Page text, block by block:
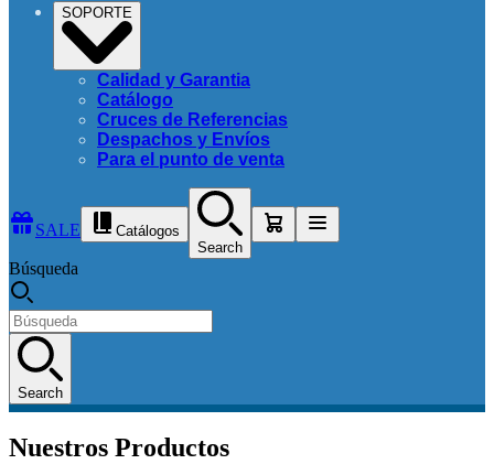
SOPORTE
Calidad y Garantia
Catálogo
Cruces de Referencias
Despachos y Envíos
Para el punto de venta
SALE
Catálogos
Search
Búsqueda
Search
Nuestros Productos